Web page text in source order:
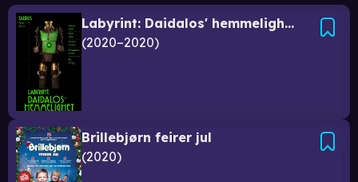
Labyrint: Daidalos' hemmelighet
2020–2020
Brillebjørn feirer jul
2020